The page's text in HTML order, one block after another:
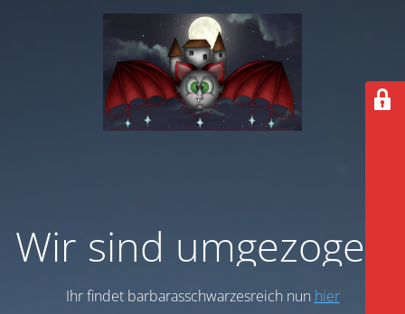
Wir sind umgezogen
Ihr findet barbarasschwarzesreich nun hier